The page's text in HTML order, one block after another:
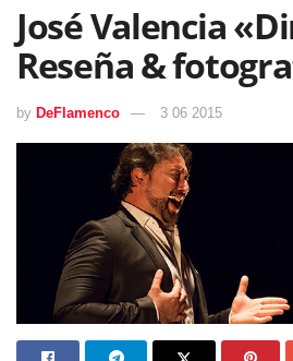
José Valencia
Reseña &
by DeFlamenco 3 06 2015